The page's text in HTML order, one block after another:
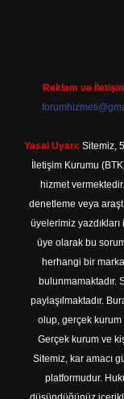
Reklam ve
Yasal Uyarı: Sitemiz,
İletişim Kurumu
hizmet
denetleme veya
üyelerimiz
üye olarak bu
herhangi bir
bulunmamaktadır.
paylaşılmaktadır.
olup, gerçek kurum
Gerçek kurum ve
Sitemiz, kar amacı
platformudur.